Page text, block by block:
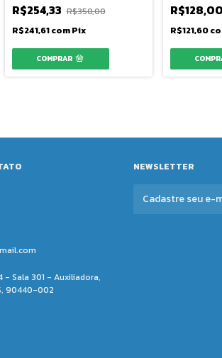
R$254,33 R$350,00
R$241,61comPix
R$128,00
R$121,60
- Sala 301 - Auxiliadora,
90440-002
NEWSLETTER